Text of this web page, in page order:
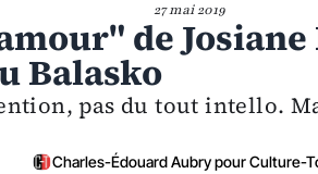
27 mai 2019
de
Balasko
pas du tout intello.
Charles-Édouard Aubry pour Culture-